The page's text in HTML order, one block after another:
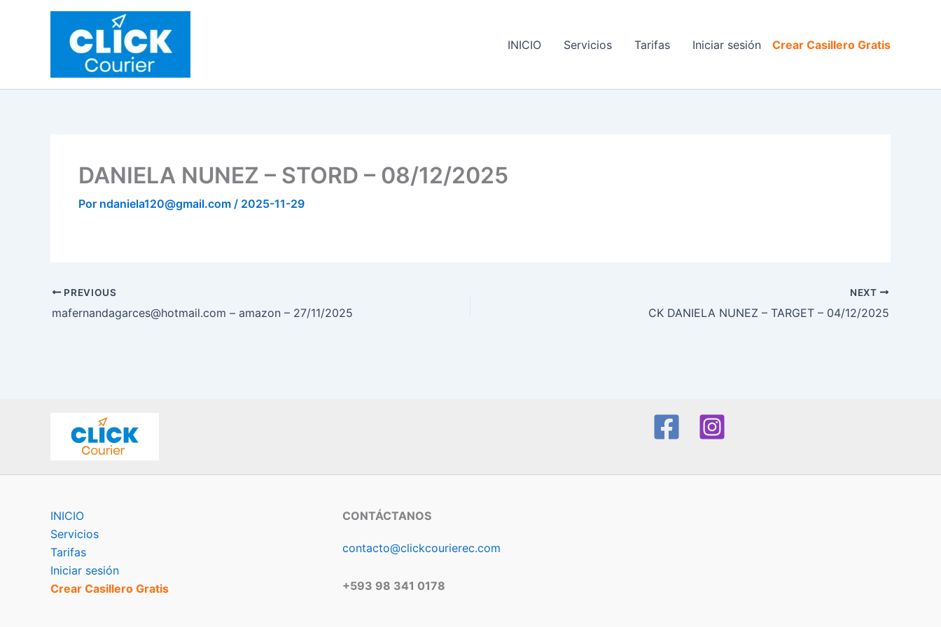
INICIO Servicios Tarifas Iniciar sesión Crear Casillero Gratis
DANIELA NUNEZ – STORD – 08/12/2025
Por ndaniela120@gmail.com / 2025-11-29
PREVIOUS
mafernandagarces@hotmail.com – amazon – 27/11/2025
NEXT
CK DANIELA NUNEZ – TARGET – 04/12/2025
INICIO
Servicios
Tarifas
Iniciar sesión
Crear Casillero Gratis
CONTÁCTANOS
contacto@clickcourierec.com
+593 98 341 0178